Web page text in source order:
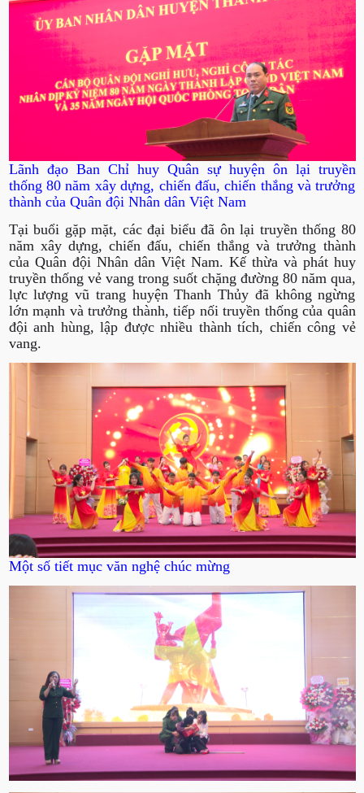
Lãnh đạo Ban Chỉ huy Quân sự huyện ôn lại truyền
thống 80 năm xây dựng, chiến đấu, chiến thắng và trưởng
thành của Quân đội Nhân dân Việt Nam
Tại buổi gặp mặt, các đại biểu đã ôn lại truyền thống 80
năm xây dựng, chiến đấu, chiến thắng và trưởng thành
của Quân đội Nhân dân Việt Nam. Kế thừa và phát huy
truyền thống vẻ vang trong suốt chặng đường 80 năm qua,
lực lượng vũ trang huyện Thanh Thủy đã không ngừng
lớn mạnh và trưởng thành, tiếp nối truyền thống của quân
đội anh hùng, lập được nhiều thành tích, chiến công vẻ
vang.
Một số tiết mục văn nghệ chúc mừng